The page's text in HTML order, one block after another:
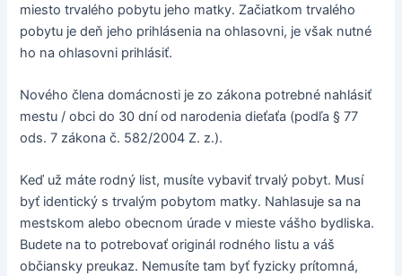
miesto trvalého pobytu jeho matky. Začiatkom trvalého
pobytu je deň jeho prihlásenia na ohlasovni, je však nutné
ho na ohlasovni prihlásiť.
Nového člena domácnosti je zo zákona potrebné nahlásiť
mestu / obci do 30 dní od narodenia dieťaťa (podľa § 77
ods. 7 zákona č. 582/2004 Z. z.).
Keď už máte rodný list, musíte vybaviť trvalý pobyt. Musí
byť identický s trvalým pobytom matky. Nahlasuje sa na
mestskom alebo obecnom úrade v mieste vášho bydliska.
Budete na to potrebovať originál rodného listu a váš
občiansky preukaz. Nemusíte tam byť fyzicky prítomná,